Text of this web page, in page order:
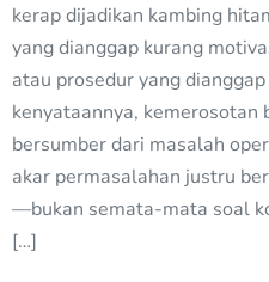
kerap dijadikan kambing
yang dianggap kurang
atau prosedur yang
kenyataannya, kemerosotan
bersumber dari masalah
akar permasalahan justru
—bukan semata-mata soal
[…]